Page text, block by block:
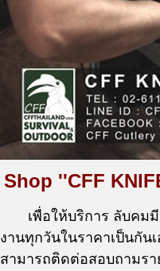
Shop ''CFF
เพื่อให้บริการ ลับคม
งานทุกวันในราคาเป็นกัน
สามารถติดต่อสอบถามร